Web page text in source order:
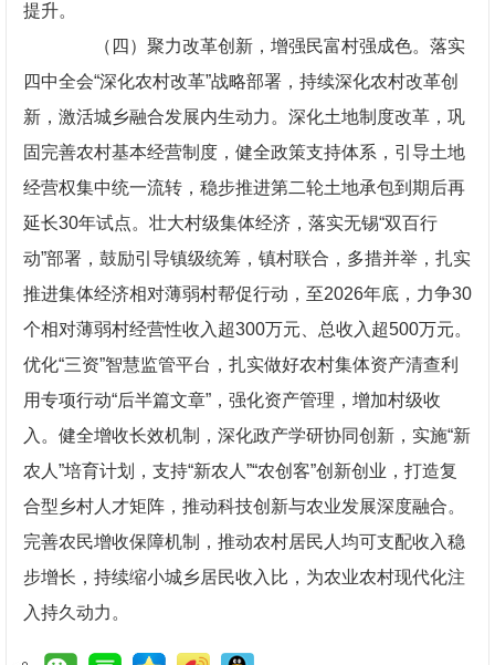
提升。
（四）聚力改革创新，增强民富村强成色。落实
四中全会“深化农村改革”战略部署，持续深化农村改革创
新，激活城乡融合发展内生动力。深化土地制度改革，巩
固完善农村基本经营制度，健全政策支持体系，引导土地
经营权集中统一流转，稳步推进第二轮土地承包到期后再
延长30年试点。壮大村级集体经济，落实无锡“双百行
动”部署，鼓励引导镇级统筹，镇村联合，多措并举，扎实
推进集体经济相对薄弱村帮促行动，至2026年底，力争30
个相对薄弱村经营性收入超300万元、总收入超500万元。
优化“三资”智慧监管平台，扎实做好农村集体资产清查利
用专项行动“后半篇文章”，强化资产管理，增加村级收
入。健全增收长效机制，深化政产学研协同创新，实施“新
农人”培育计划，支持“新农人”“农创客”创新创业，打造复
合型乡村人才矩阵，推动科技创新与农业发展深度融合。
完善农民增收保障机制，推动农村居民人均可支配收入稳
步增长，持续缩小城乡居民收入比，为农业农村现代化注
入持久动力。